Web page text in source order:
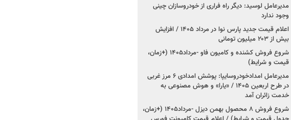
مدیرعامل لوسید: دیگر راه فراری از خودروسازان چینی
وجود ندارد
اعلام قیمت جدید پارس نوا در مرداد ۱۴۰۵ / افزایش
بیش از ۲۰۳ میلیون تومانی
شروع فروش کشنده و کامیون فاو -مرداد۱۴۰۵ (+زمان،
قیمت و شرایط)
مدیرعامل امدادخودروسایپا: پوشش امدادی ۶ مرز غربی
در طرح اربعین ۱۴۰۵ / «یارا» و هوش مصنوعی به
خدمت زائران آمد
شروع فروش ۸ محصول بهمن دیزل -مرداد۱۴۰۵ (+زمان،